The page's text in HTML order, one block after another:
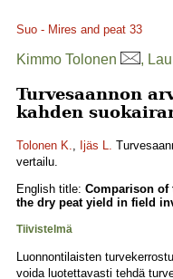
Suo - Mires and peat 33
Kimmo Tolonen ,
Turvesaannon
kahden
Tolonen K., Ijäs L.
vertailu.
English title: Comparison of
the dry peat yield in field
Tiivistelmä
Luonnontilaisten
voida luotettavasti tehdä